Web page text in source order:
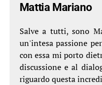
Mattia Mariano
Salve a tutti, sono
un'intesa passione
con essa mi porto
discussione e al
riguardo questa